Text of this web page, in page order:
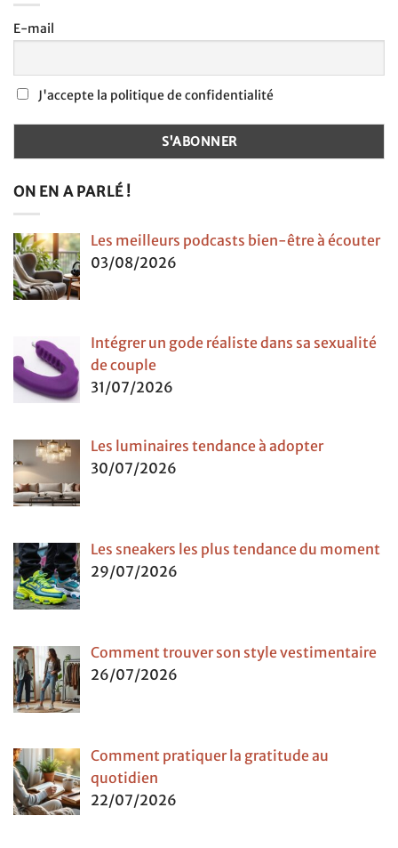
E-mail
J'accepte la politique de confidentialité
ON EN A PARLÉ !
Les meilleurs podcasts bien-être à écouter
03/08/2026
Intégrer un gode réaliste dans sa sexualité
de couple
31/07/2026
Les luminaires tendance à adopter
30/07/2026
Les sneakers les plus tendance du moment
29/07/2026
Comment trouver son style vestimentaire
26/07/2026
Comment pratiquer la gratitude au
quotidien
22/07/2026